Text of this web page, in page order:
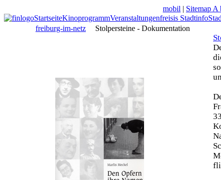
mobil | Sitemap A
StartseiteKinoprogrammVeranstaltungenfreisis Stadtinfo
freiburg-im-netz
Stolpersteine - Dokumentation